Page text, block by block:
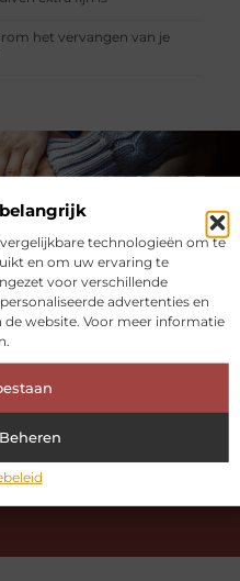
technologieën om te
en om uw ervaring te
voor verschillende
advertenties en
website. Voor meer informatie
het vervangen van je
al bekeken?
niet. Duik in diverse
VOLGENDE